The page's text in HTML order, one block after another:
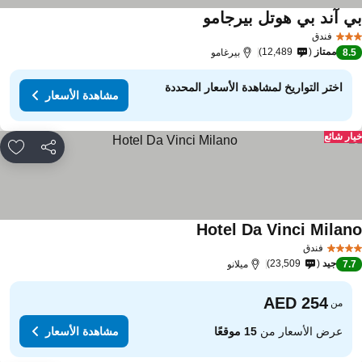
فندق
آند بي هوتل بيرجامومشاهدة الأسعار
8.5 ممتاز 12,489 بيرغامو
اختر التواريخ لمشاهدة الأسعار المحددة
مشاهدة الأسعار
مشاركة
شائع
فندق
Hotel Da Vinciمشاهدة الأسعار
7.7 جيد 23,509 ميلانو
من
عرض الأسعار من15 موقعًا مشاهدة الأسعار